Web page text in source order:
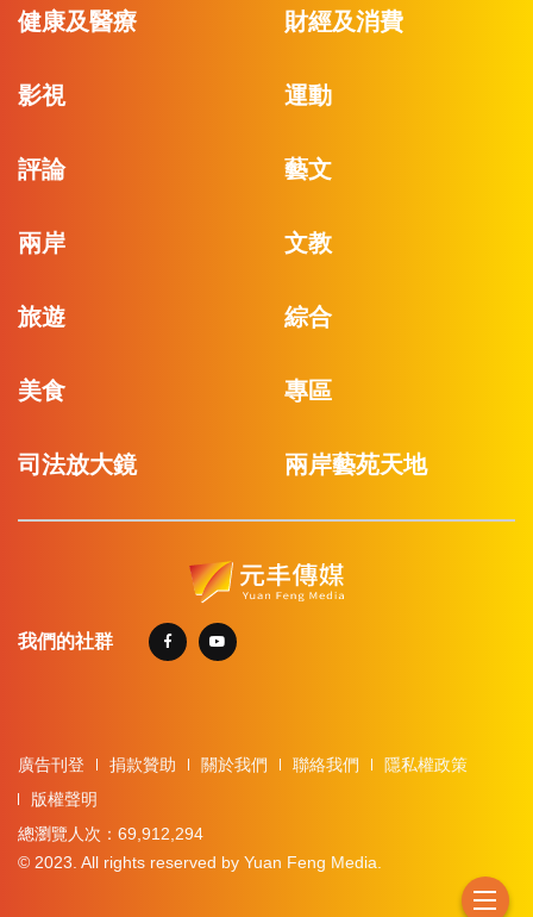
健康及醫療 財經及消費
影視 運動
評論 藝文
兩岸 文教
旅遊 綜合
美食 專區
司法放大鏡 兩岸藝苑天地
我們的社群
廣告刊登 捐款贊助 關於我們 聯絡我們
隱私權政策
版權聲明
總瀏覽人次：69,912,294
© 2023. All rights reserved by Yuan Feng Media.